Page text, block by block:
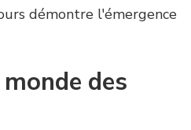
démontre l'émergence
des